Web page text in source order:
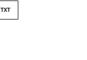
TXT